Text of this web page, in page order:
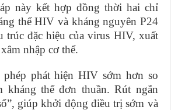
này kết hợp đồng thời hai chỉ
thể HIV và kháng nguyên P24
trúc đặc hiệu của virus HIV, xuất
nhập cơ thể.
phát hiện HIV sớm hơn so
kháng thể đơn thuần. Rút ngắn
giúp khởi động điều trị sớm và